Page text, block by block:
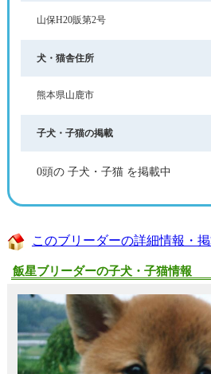
山保H20販第2号
犬・猫舎住所
熊本県山鹿市
子犬・子猫の掲載
0頭の 子犬・子猫 を掲載中
このブリーダーの詳細情報・
飯星ブリーダーの子犬・子猫情報